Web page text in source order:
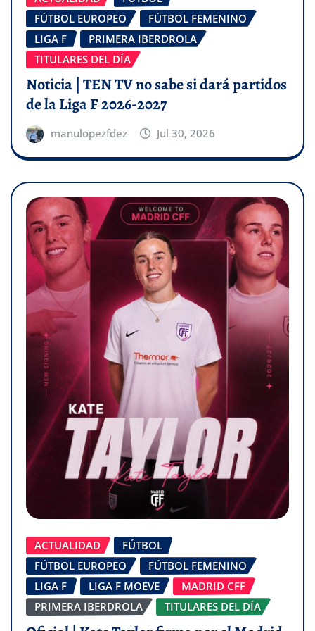
FÚTBOL EUROPEO
FÚTBOL FEMENINO
LIGA F
PRIMERA IBERDROLA
TITULARES DEL DÍA
Noticia | TEN TV no sabe si dará partidos
de la Liga F 2026-2027
manulopezfdez Jul 30, 2026
ACTUALIDAD
FÚTBOL
FÚTBOL EUROPEO
FÚTBOL FEMENINO
LIGA F
LIGA F MOEVE
MADRID CFF
PRIMERA IBERDROLA
TITULARES DEL DÍA